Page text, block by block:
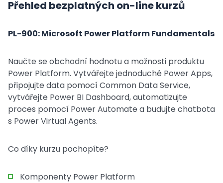
Přehled bezplatných on-line kurzů
PL-900: Microsoft Power Platform Fundamentals
Naučte se obchodní hodnotu a možnosti produktu
Power Platform. Vytvářejte jednoduché Power Apps,
připojujte data pomocí Common Data Service,
vytvářejte Power BI Dashboard, automatizujte
proces pomocí Power Automate a budujte chatbota
s Power Virtual Agents.
Co díky kurzu pochopíte?
Komponenty Power Platform